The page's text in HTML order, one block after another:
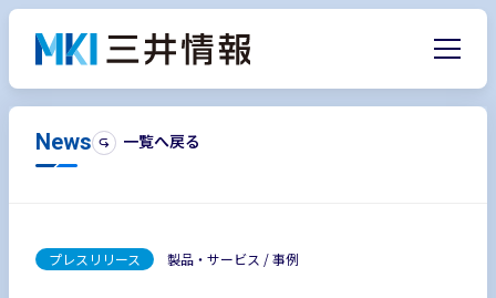
News 一覧へ戻る
プレスリリース 製品・サービス / 事例